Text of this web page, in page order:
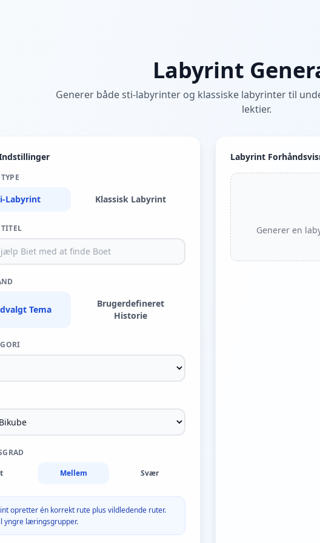
Labyrint
Generer både sti-labyrinter og klassiske labyrinter til
lektier.
Labyrint Klassisk Labyrint
Tema
Brugerdefineret
Historie
Mellem Svær
opretter én korrekt rute plus vildledende ruter.
yngre læringsgrupper.
Labyrint
Generer en